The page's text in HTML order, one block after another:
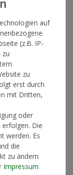
auf
(z.B. IP-
zu
zu
erst durch
mit Dritten,
oder
Die
werden. Es
die
zu ändern
Impressum